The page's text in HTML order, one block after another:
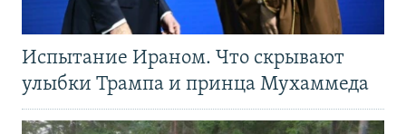
Испытание Ираном. Что скрывают
улыбки Трампа и принца Мухаммеда